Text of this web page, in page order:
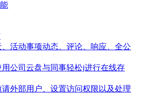
、活动事项动态、评论、响应、全公
用公司云盘与同事轻松j进行在线存
外部用户、设置访问权限以及处理